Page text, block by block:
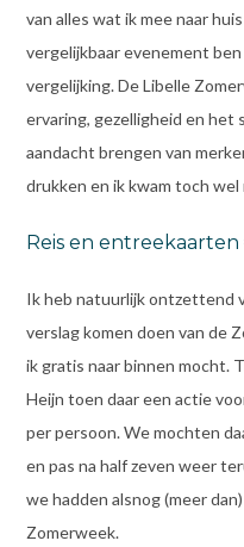
van alles wat ik mee naar
vergelijkbaar evenement
vergelijking. De Libelle
ervaring, gezelligheid en het
aandacht brengen van
drukken en ik kwam toch
Reis en entreekaarten
Ik heb natuurlijk ontzettend
verslag komen doen van de
ik gratis naar binnen mocht.
Heijn toen daar een actie
per persoon. We mochten
en pas na half zeven weer
we hadden alsnog (meer
Zomerweek.